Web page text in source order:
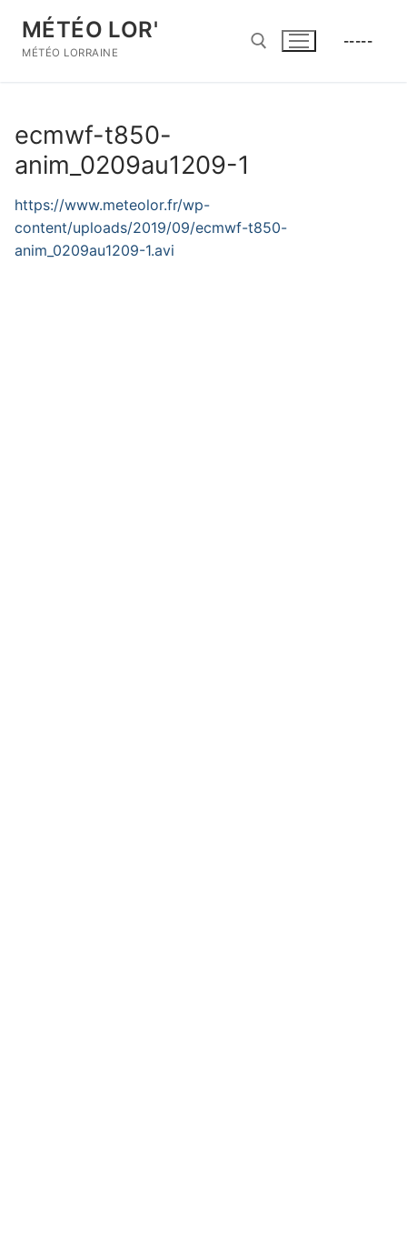
contenu
MÉTÉO LOR'
MÉTÉO LORRAINE
-----
ecmwf-t850-
anim_0209au1209-1
https://www.meteolor.fr/wp-
content/uploads/2019/09/ecmwf-t850-
anim_0209au1209-1.avi